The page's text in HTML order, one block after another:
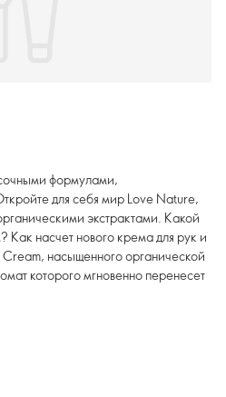
формулами,
для себя мир Love Nature,
экстрактами. Какой
Как насчет нового крема для рук и
насыщенного органической
которого мгновенно перенесет